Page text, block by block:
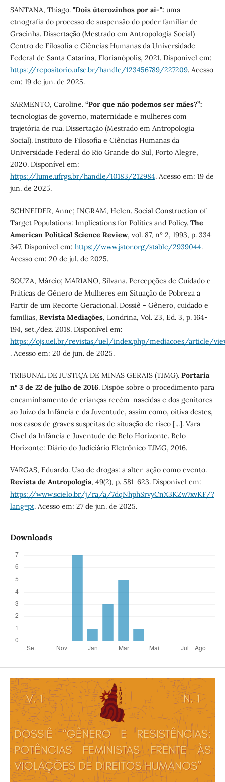
SANTANA, Thiago. "Dois úterozinhos por aí-": uma
etnografia do processo de suspensão do poder familiar de
Gracinha. Dissertação (Mestrado em Antropologia Social) -
Centro de Filosofia e Ciências Humanas da Universidade
Federal de Santa Catarina, Florianópolis, 2021. Disponível em:
https://repositorio.ufsc.br/handle/123456789/227209. Acesso
em: 19 de jun. de 2025.
SARMENTO, Caroline. “Por que não podemos ser mães?”:
tecnologias de governo, maternidade e mulheres com
trajetória de rua. Dissertação (Mestrado em Antropologia
Social). Instituto de Filosofia e Ciências Humanas da
Universidade Federal do Rio Grande do Sul, Porto Alegre,
2020. Disponível em:
https://lume.ufrgs.br/handle/10183/212984. Acesso em: 19 de
jun. de 2025.
SCHNEIDER, Anne; INGRAM, Helen. Social Construction of
Target Populations: Implications for Politics and Policy. The
American Political Science Review, vol. 87, nº 2, 1993, p. 334-
347. Disponível em: https://www.jstor.org/stable/2939044.
Acesso em: 20 de jul. de 2025.
SOUZA, Márcio; MARIANO, Silvana. Percepções de Cuidado e
Práticas de Gênero de Mulheres em Situação de Pobreza a
Partir de um Recorte Geracional. Dossiê - Gênero, cuidado e
famílias, Revista Mediações, Londrina, Vol. 23, Ed. 3, p. 164-
194, set./dez. 2018. Disponível em:
https://ojs.uel.br/revistas/uel/index.php/mediacoes/article/
. Acesso em: 20 de jun. de 2025.
TRIBUNAL DE JUSTIÇA DE MINAS GERAIS (TJMG). Portaria
nº 3 de 22 de julho de 2016. Dispõe sobre o procedimento para
encaminhamento de crianças recém-nascidas e dos genitores
ao Juízo da Infância e da Juventude, assim como, oitiva destes,
nos casos de graves suspeitas de situação de risco [...]. Vara
Cível da Infância e Juventude de Belo Horizonte. Belo
Horizonte: Diário do Judiciário Eletrônico TJMG, 2016.
VARGAS, Eduardo. Uso de drogas: a alter-ação como evento.
Revista de Antropologia, 49(2), p. 581-623. Disponível em:
https://www.scielo.br/j/ra/a/7dqNhphSrvyCnX3KZw7xvKF/?
lang=pt. Acesso em: 27 de jun. de 2025.
Downloads